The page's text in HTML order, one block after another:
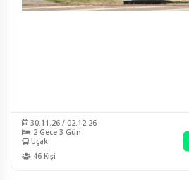
30.11.26 / 02.12.26
2 Gece 3 Gün
Uçak
46 Kişi